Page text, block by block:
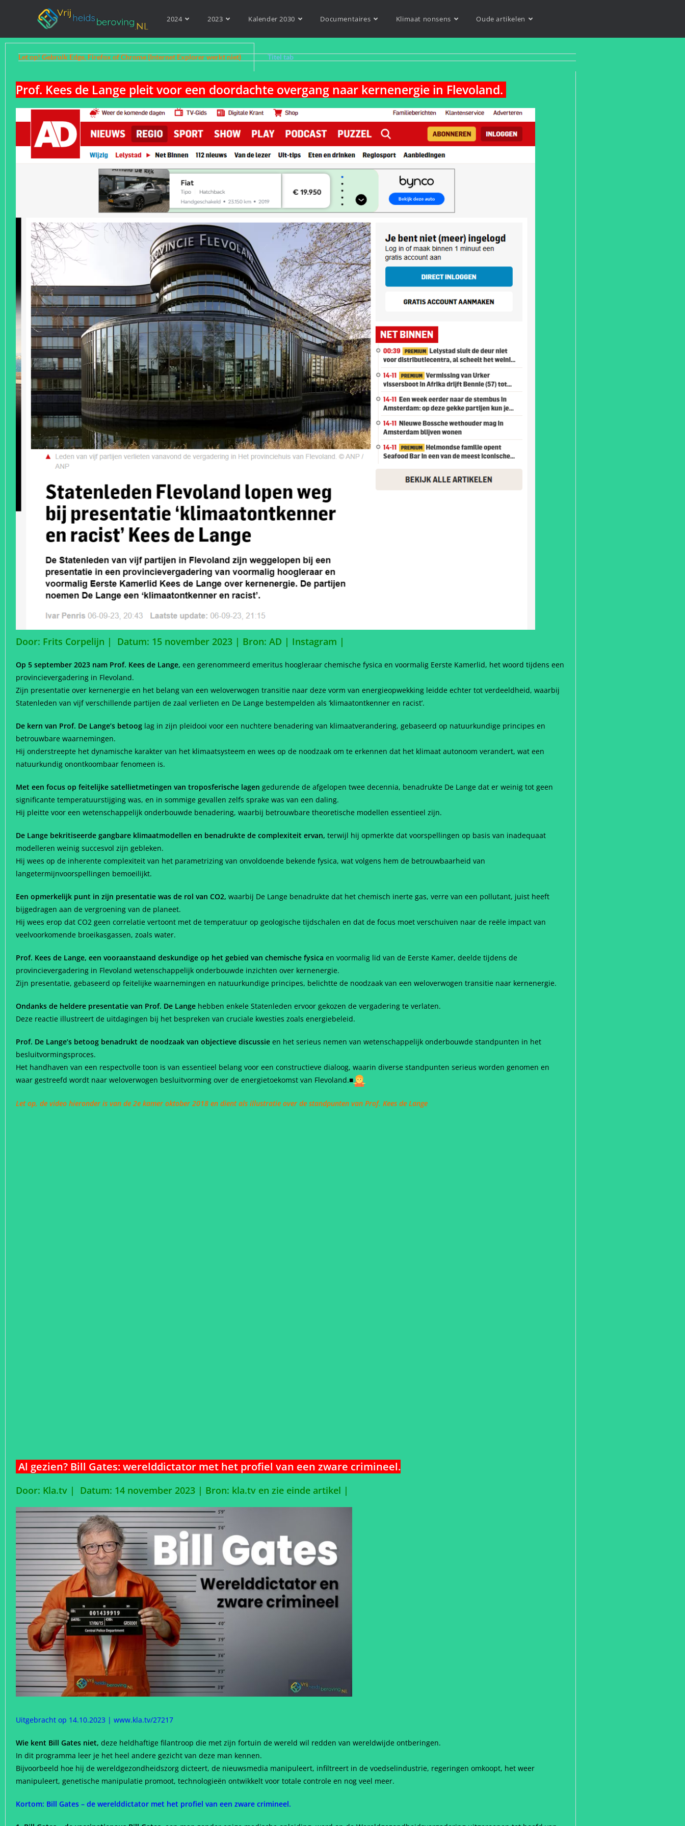
2024 2023 Kalender 2030 Documentaires Klimaat nonsens Oude artikelen
Let op! Gebruik Edge, Firefox of Chrome (Internet Explorer werkt niet) Titel tab
Prof. Kees de Lange pleit voor een doordachte overgang naar kernenergie in Flevoland.
Door: Frits Corpelijn | Datum: 15 november 2023 | Bron: AD | Instagram |
Op 5 september 2023 nam Prof. Kees de Lange, een gerenommeerd emeritus hoogleraar chemische fysica en voormalig Eerste Kamerlid, het woord tijdens een
provincievergadering in Flevoland.
Zijn presentatie over kernenergie en het belang van een weloverwogen transitie naar deze vorm van energieopwekking leidde echter tot verdeeldheid, waarbij
Statenleden van vijf verschillende partijen de zaal verlieten en De Lange bestempelden als ‘klimaatontkenner en racist’.
De kern van Prof. De Lange’s betoog lag in zijn pleidooi voor een nuchtere benadering van klimaatverandering, gebaseerd op natuurkundige principes en
betrouwbare waarnemingen.
Hij onderstreepte het dynamische karakter van het klimaatsysteem en wees op de noodzaak om te erkennen dat het klimaat autonoom verandert, wat een
natuurkundig onontkoombaar fenomeen is.
Met een focus op feitelijke satellietmetingen van troposferische lagen gedurende de afgelopen twee decennia, benadrukte De Lange dat er weinig tot geen
significante temperatuurstijging was, en in sommige gevallen zelfs sprake was van een daling.
Hij pleitte voor een wetenschappelijk onderbouwde benadering, waarbij betrouwbare theoretische modellen essentieel zijn.
De Lange bekritiseerde gangbare klimaatmodellen en benadrukte de complexiteit ervan, terwijl hij opmerkte dat voorspellingen op basis van inadequaat
modelleren weinig succesvol zijn gebleken.
Hij wees op de inherente complexiteit van het parametrizing van onvoldoende bekende fysica, wat volgens hem de betrouwbaarheid van
langetermijnvoorspellingen bemoeilijkt.
Een opmerkelijk punt in zijn presentatie was de rol van CO2, waarbij De Lange benadrukte dat het chemisch inerte gas, verre van een pollutant, juist heeft
bijgedragen aan de vergroening van de planeet.
Hij wees erop dat CO2 geen correlatie vertoont met de temperatuur op geologische tijdschalen en dat de focus moet verschuiven naar de reële impact van
veelvoorkomende broeikasgassen, zoals water.
Prof. Kees de Lange, een vooraanstaand deskundige op het gebied van chemische fysica en voormalig lid van de Eerste Kamer, deelde tijdens de
provincievergadering in Flevoland wetenschappelijk onderbouwde inzichten over kernenergie.
Zijn presentatie, gebaseerd op feitelijke waarnemingen en natuurkundige principes, belichtte de noodzaak van een weloverwogen transitie naar kernenergie.
Ondanks de heldere presentatie van Prof. De Lange hebben enkele Statenleden ervoor gekozen de vergadering te verlaten.
Deze reactie illustreert de uitdagingen bij het bespreken van cruciale kwesties zoals energiebeleid.
Prof. De Lange’s betoog benadrukt de noodzaak van objectieve discussie en het serieus nemen van wetenschappelijk onderbouwde standpunten in het
besluitvormingsproces.
Het handhaven van een respectvolle toon is van essentieel belang voor een constructieve dialoog, waarin diverse standpunten serieus worden genomen en
waar gestreefd wordt naar weloverwogen besluitvorming over de energietoekomst van Flevoland.■
Let op, de video hieronder is van de 2e kamer oktober 2018 en dient als illustratie over de standpunten van Prof. Kees de Lange
Al gezien? Bill Gates: werelddictator met het profiel van een zware crimineel.
Door: Kla.tv | Datum: 14 november 2023 | Bron: kla.tv en zie einde artikel |
Uitgebracht op 14.10.2023 | www.kla.tv/27217
Wie kent Bill Gates niet, deze heldhaftige filantroop die met zijn fortuin de wereld wil redden van wereldwijde ontberingen.
In dit programma leer je het heel andere gezicht van deze man kennen.
Bijvoorbeeld hoe hij de wereldgezondheidszorg dicteert, de nieuwsmedia manipuleert, infiltreert in de voedselindustrie, regeringen omkoopt, het weer
manipuleert, genetische manipulatie promoot, technologieën ontwikkelt voor totale controle en nog veel meer.
Kortom: Bill Gates – de werelddictator met het profiel van een zware crimineel.